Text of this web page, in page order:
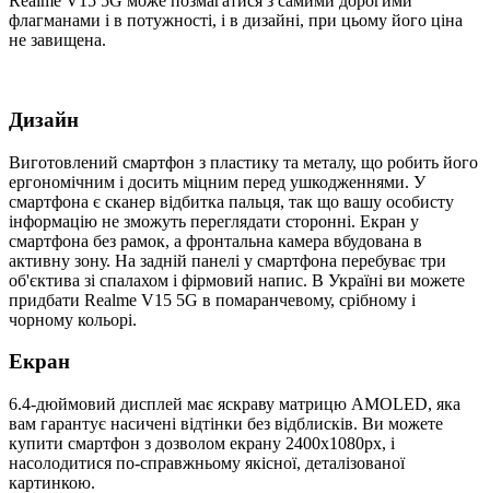
флагманами і в потужності, і в дизайні, при цьому його ціна
не завищена.
Дизайн
Виготовлений смартфон з пластику та металу, що робить його
ергономічним і досить міцним перед ушкодженнями. У
смартфона є сканер відбитка пальця, так що вашу особисту
інформацію не зможуть переглядати сторонні. Екран у
смартфона без рамок, а фронтальна камера вбудована в
активну зону. На задній панелі у смартфона перебуває три
об'єктива зі спалахом і фірмовий напис. В Україні ви можете
придбати Realme V15 5G в помаранчевому, срібному і
чорному кольорі.
Екран
6.4-дюймовий дисплей має яскраву матрицю AMOLED, яка
вам гарантує насичені відтінки без відблисків. Ви можете
купити смартфон з дозволом екрану 2400х1080рх, і
насолодитися по-справжньому якісної, деталізованої
картинкою.